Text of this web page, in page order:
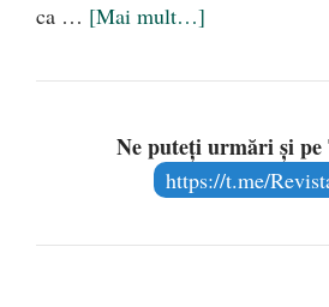
ca … [Mai mult…]
Ne puteți urmări și pe
https://t.me/